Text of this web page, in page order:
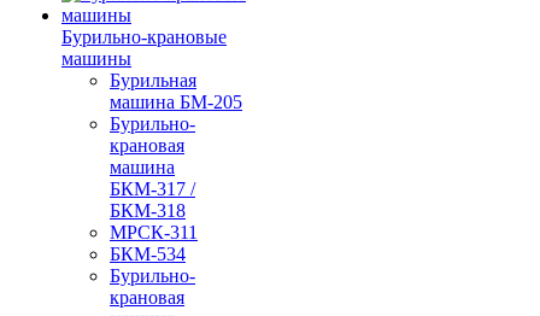
Бурильно-крановые
машины
Бурильная
машина БМ-205
Бурильно-
крановая
машина
БКМ-317 /
БКМ-318
МРСК-311
БКМ-534
Бурильно-
крановая